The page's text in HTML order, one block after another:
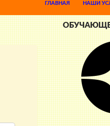
ГЛАВНАЯ
НАШИ